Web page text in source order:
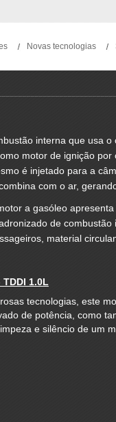
Novas tecnologias
interna que usa
motor de ignição
é injetado para a
com o ar,
a gasóleo
de
material
1.0L
tecnologias, este
de potência, como
e silêncio de um